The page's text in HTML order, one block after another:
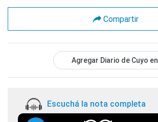
Compartir
Agregar Diario de Cuyo en
Escuchá la nota completa